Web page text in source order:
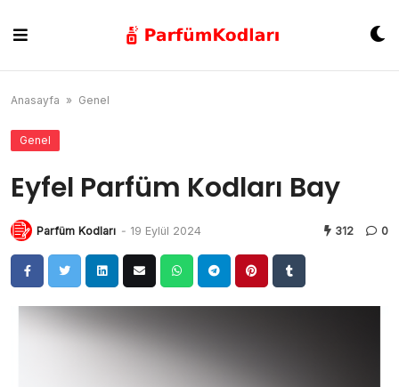
content
Anasayfa » Genel
Genel
Eyfel Parfüm Kodları Bay
Parfüm Kodları - 19 Eylül 2024 312 0